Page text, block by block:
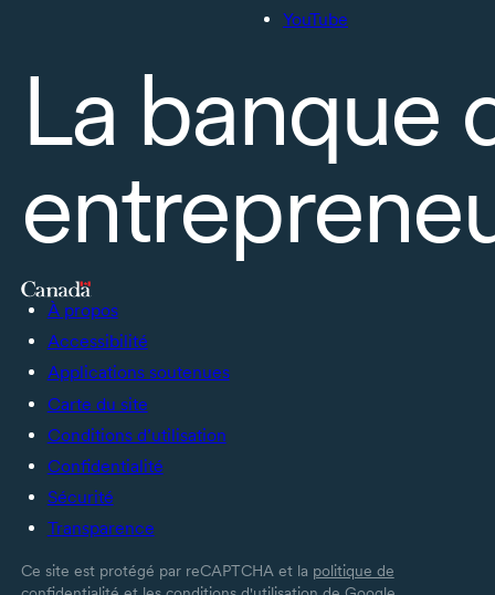
YouTube
La banque
À propos
Accessibilité
Applications soutenues
Carte du site
Conditions d’utilisation
Confidentialité
Sécurité
Transparence
Ce site est protégé par reCAPTCHA et la politique de